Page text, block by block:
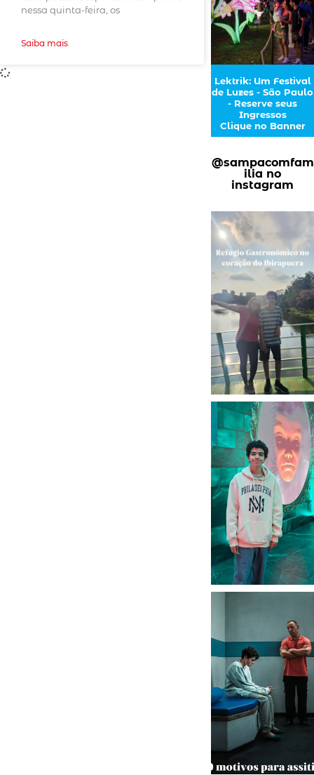
nessa quinta-feira, os
Saiba mais
Lektrik: Um Festival
de Luzes - São Paulo
- Reserve seus
Ingressos
Clique no Banner
@sampacomfam
ilia no
instagram